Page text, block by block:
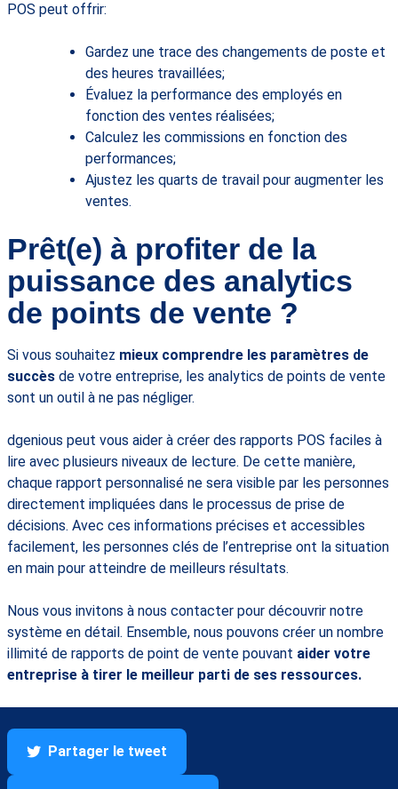
POS peut offrir:
Gardez une trace des changements de poste et
des heures travaillées;
Évaluez la performance des employés en
fonction des ventes réalisées;
Calculez les commissions en fonction des
performances;
Ajustez les quarts de travail pour augmenter les
ventes.
Prêt(e) à profiter de la
puissance des analytics
de points de vente ?
Si vous souhaitez mieux comprendre les paramètres de
succès de votre entreprise, les analytics de points de vente
sont un outil à ne pas négliger.
dgenious peut vous aider à créer des rapports POS faciles à
lire avec plusieurs niveaux de lecture. De cette manière,
chaque rapport personnalisé ne sera visible par les personnes
directement impliquées dans le processus de prise de
décisions. Avec ces informations précises et accessibles
facilement, les personnes clés de l’entreprise ont la situation
en main pour atteindre de meilleurs résultats.
Nous vous invitons à nous contacter pour découvrir notre
système en détail. Ensemble, nous pouvons créer un nombre
illimité de rapports de point de vente pouvant aider votre
entreprise à tirer le meilleur parti de ses ressources.
Partager le tweet